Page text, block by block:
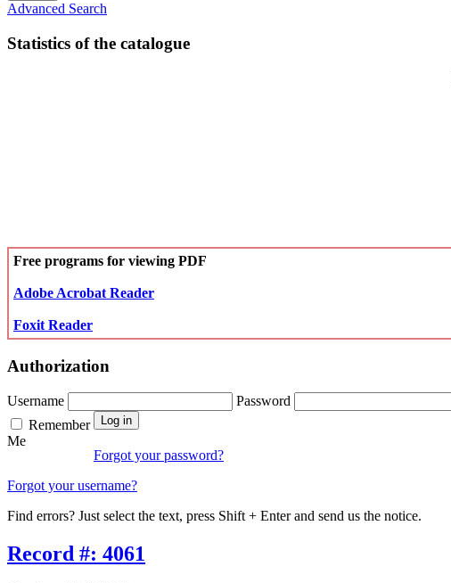
Advanced Search
Statistics of the catalogue
Free programs for viewing PDF
Adobe Acrobat Reader
Foxit Reader
Authorization
Username
Password
Remember
Me
Forgot your password?
Forgot your username?
Find errors? Just select the text, press Shift + Enter and send us the notice.
Record #: 4061